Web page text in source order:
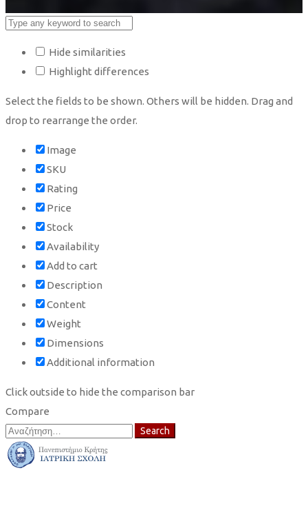
Hide similarities
Highlight differences
Select the fields to be shown. Others will be hidden. Drag and
drop to rearrange the order.
Image
SKU
Rating
Price
Stock
Availability
Add to cart
Description
Content
Weight
Dimensions
Additional information
Click outside to hide the comparison bar
Compare
Search
for:
Search